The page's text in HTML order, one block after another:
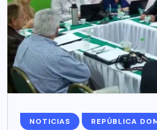
NOTICIAS REPÚBLICA